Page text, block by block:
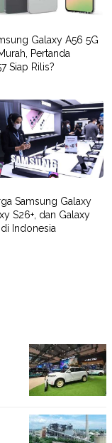
Galaxy A56 5G
Pertanda
Siap Rilis?
Samsung Galaxy
S26+, dan Galaxy
Indonesia